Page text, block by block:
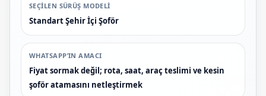
SEÇILEN SÜRÜŞ MODELI
Standart Şehir İçi Şoför
WHATSAPP’IN AMACI
Fiyat sormak değil; rota, saat, araç teslimi ve kesin
şoför atamasını netleştirmek